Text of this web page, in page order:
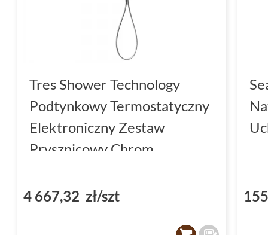
Tres Shower Technology
Podtynkowy Termostatyczny
Elektroniczny Zestaw
Prysznicowy Chrom
4 667,32 zł/szt